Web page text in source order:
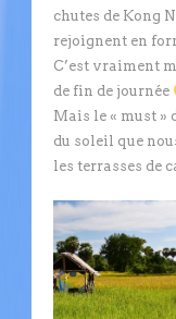
chutes de Kong
rejoignent en
C’est vraiment
de fin de journée
Mais le « must »
du soleil que
les terrasses de